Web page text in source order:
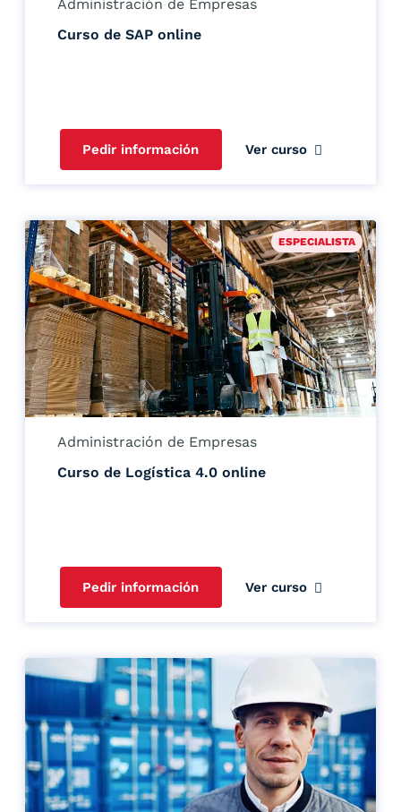
Administración de Empresas
Curso de SAP online
Pedir información Ver curso
ESPECIALISTA
Administración de Empresas
Curso de Logística 4.0 online
Pedir información Ver curso